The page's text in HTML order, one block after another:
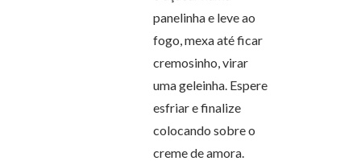
panelinha e leve ao
fogo, mexa até ficar
cremosinho, virar
uma geleinha. Espere
esfriar e finalize
colocando sobre o
creme de amora.